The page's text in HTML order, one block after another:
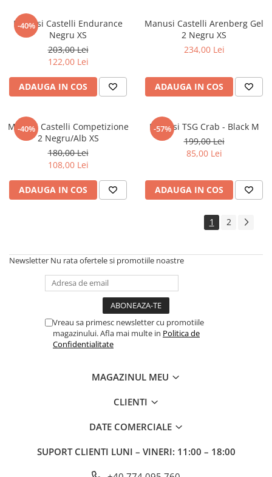
-40%
Manusi Castelli Endurance
Negru XS
203,00 Lei
122,00 Lei
ADAUGA IN COS
Manusi Castelli Arenberg Gel
2 Negru XS
234,00 Lei
ADAUGA IN COS
-40%
Manusi Castelli Competizione
2 Negru/Alb XS
180,00 Lei
108,00 Lei
ADAUGA IN COS
-57%
Manusi TSG Crab - Black M
199,00 Lei
85,00 Lei
ADAUGA IN COS
1 2
Newsletter Nu rata ofertele si promotiile noastre
Vreau sa primesc newsletter cu promotiile
magazinului. Afla mai multe in Politica de
Confidentialitate
MAGAZINUL MEU
CLIENTI
DATE COMERCIALE
SUPORT CLIENTI LUNI – VINERI: 11:00 – 18:00